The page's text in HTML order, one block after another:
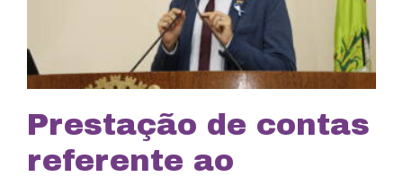
Prestação de contas
referente ao